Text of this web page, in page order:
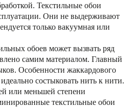
Текстильные обои
Они не выдерживают
только вакуумная или
обоев может вызвать ряд
самим материалом. Главный
Особенности жаккардового
состыковать нить к нити.
или меньшей степени
текстильные обои